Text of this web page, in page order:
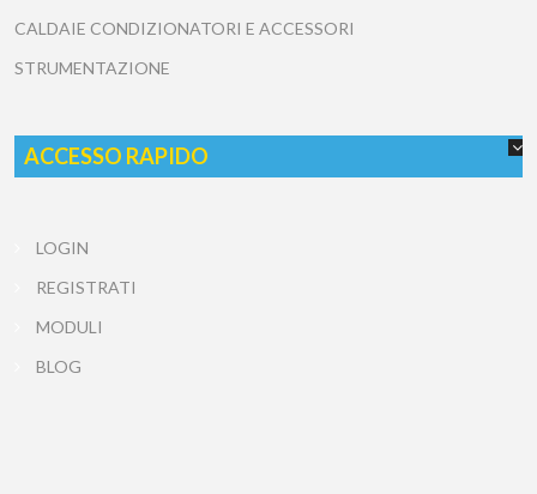
CALDAIE CONDIZIONATORI E ACCESSORI
STRUMENTAZIONE
ACCESSO RAPIDO
LOGIN
REGISTRATI
MODULI
BLOG